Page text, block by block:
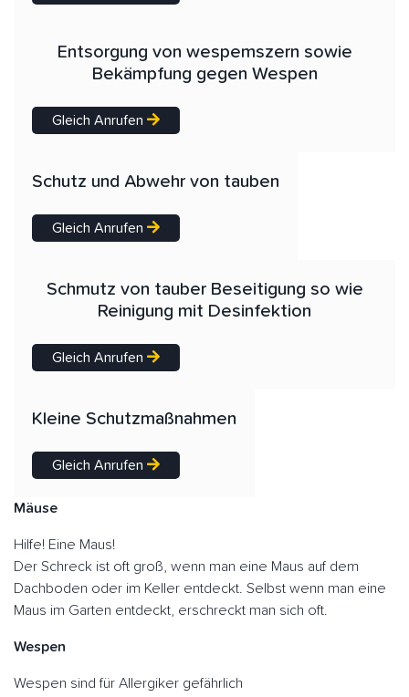
Entsorgung von wespemszern sowie
Bekämpfung gegen Wespen
Gleich Anrufen
Schutz und Abwehr von tauben
Gleich Anrufen
Schmutz von tauber Beseitigung so wie
Reinigung mit Desinfektion
Gleich Anrufen
Kleine Schutzmaßnahmen
Gleich Anrufen
Mäuse
Hilfe! Eine Maus!
Der Schreck ist oft groß, wenn man eine Maus auf dem
Dachboden oder im Keller entdeckt. Selbst wenn man eine
Maus im Garten entdeckt, erschreckt man sich oft.
Wespen
Wespen sind für Allergiker gefährlich